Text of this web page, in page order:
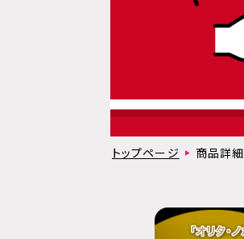
トップページ 商品詳細